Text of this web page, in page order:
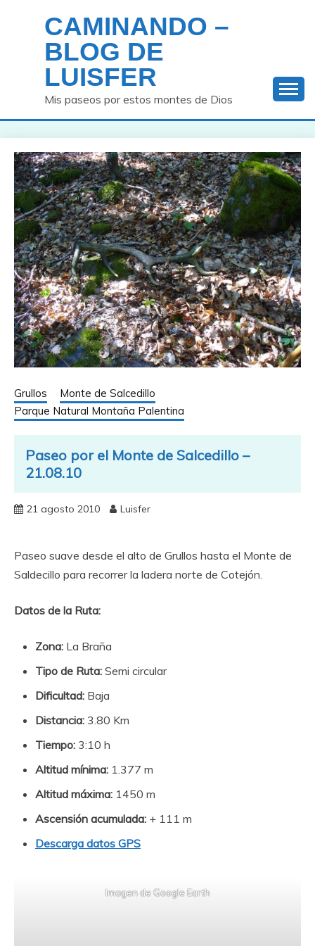
contenido
CAMINANDO –
BLOG DE
LUISFER
Mis paseos por estos montes de Dios
Grullos
Monte de Salcedillo
Parque Natural Montaña Palentina
Paseo por el Monte de Salcedillo –
21.08.10
21 agosto 2010 Luisfer
Paseo suave desde el alto de Grullos hasta el Monte de
Saldecillo para recorrer la ladera norte de Cotejón.
Datos de la Ruta:
Zona: La Braña
Tipo de Ruta: Semi circular
Dificultad: Baja
Distancia: 3.80 Km
Tiempo: 3:10 h
Altitud mínima: 1.377 m
Altitud máxima: 1450 m
Ascensión acumulada: + 111 m
Descarga datos GPS
Imagen de Google Earth